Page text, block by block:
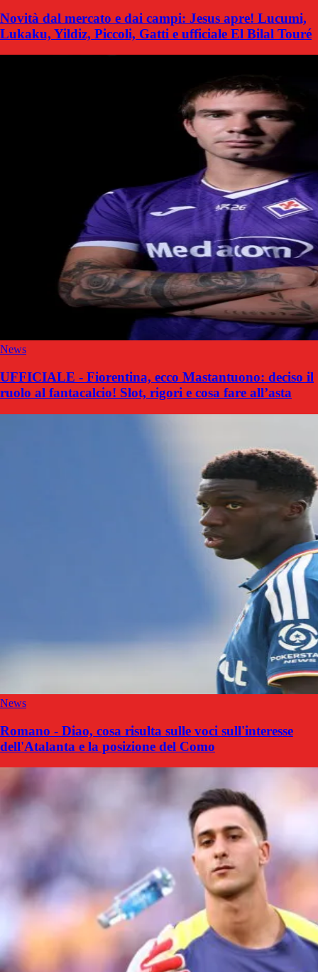
Novità dal mercato e dai campi: Jesus apre! Lucumi,
Lukaku, Yildiz, Piccoli, Gatti e ufficiale El Bilal Touré
News
UFFICIALE - Fiorentina, ecco Mastantuono: deciso il
ruolo al fantacalcio! Slot, rigori e cosa fare all’asta
News
Romano - Diao, cosa risulta sulle voci sull'interesse
dell'Atalanta e la posizione del Como